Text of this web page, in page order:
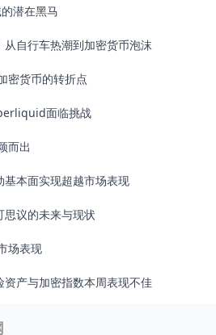
潜在黑马
自行车热潮到加密货币泡沫
密货币的转折点
面临挑战
而出
本面实现超越市场表现
议的未来与现状
场表现
产与加密指数本周表现不佳